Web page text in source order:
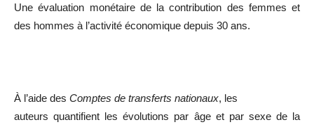
Une évaluation monétaire de la contribution des femmes et
des hommes à l’activité économique depuis 30 ans.
À l’aide des Comptes de transferts nationaux, les
auteurs quantifient les évolutions par âge et par sexe de la